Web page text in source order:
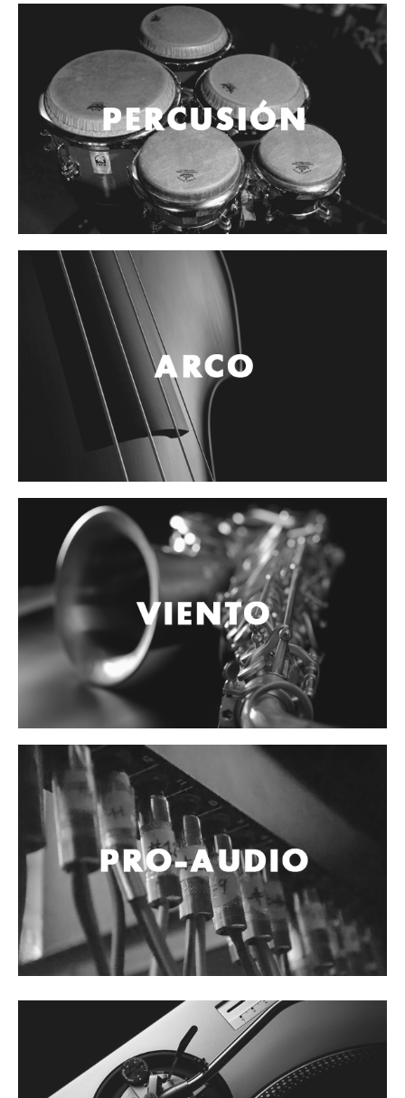
Consolas mezcladoras
Procesadores y efectos
Monitores de estudio
Interfaz para grabación
Audífonos y monitoreo personal
Estantes y soportes
Instalaciones y publicidad
Accesorios
Controladores
Tornamesa
Mezcladora
Accesorios
Luces y Escenario
Luces Led
Laser
Strobos
Maquinas de humo y escenario
Controladores
Accesorios
Cables y Conectores
Instrumento
Micrófono
Sonido
Parlante
Video y USB
Espigas y conectores
Accesorios
Otros Instrumentos de Cuerdas
Ukulele
Mariachi